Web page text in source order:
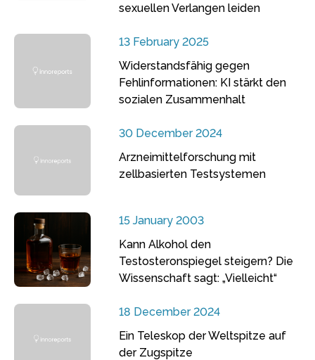
sexuellen Verlangen leiden
13 February 2025
Widerstandsfähig gegen
Fehlinformationen: KI stärkt den
sozialen Zusammenhalt
30 December 2024
Arzneimittelforschung mit
zellbasierten Testsystemen
15 January 2003
Kann Alkohol den
Testosteronspiegel steigern? Die
Wissenschaft sagt: „Vielleicht“
18 December 2024
Ein Teleskop der Weltspitze auf
der Zugspitze